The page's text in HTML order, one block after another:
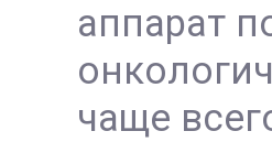
аппарат
чаще